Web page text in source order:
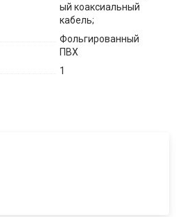
ый коаксиальный
кабель;
Фольгированный
ПВХ
1